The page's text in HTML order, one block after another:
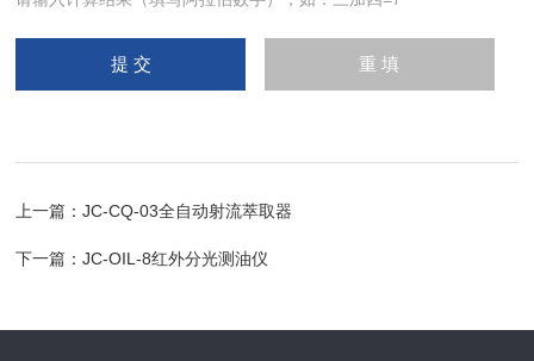
上一篇：JC-CQ-03全自动射流萃取器
下一篇：JC-OIL-8红外分光测油仪